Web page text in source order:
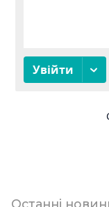
Останні